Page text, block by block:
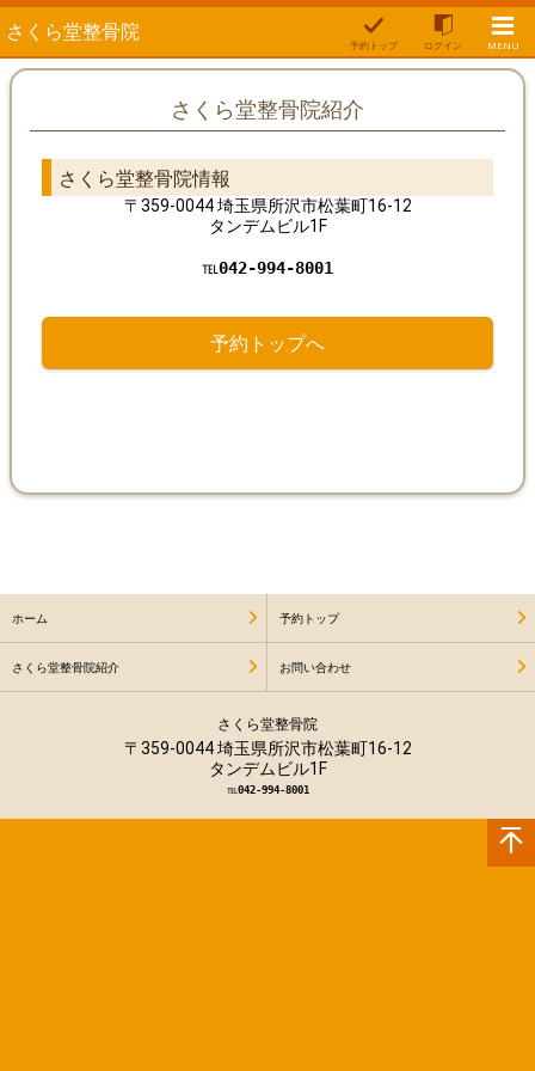
さくら堂整骨院
予約トップ ログイン MENU
さくら堂整骨院紹介
さくら堂整骨院情報
〒359-0044 埼玉県所沢市松葉町16-12
タンデムビル1F
℡042-994-8001
予約トップへ
ホーム 予約トップ
さくら堂整骨院紹介 お問い合わせ
さくら堂整骨院
〒359-0044 埼玉県所沢市松葉町16-12
タンデムビル1F
℡042-994-8001